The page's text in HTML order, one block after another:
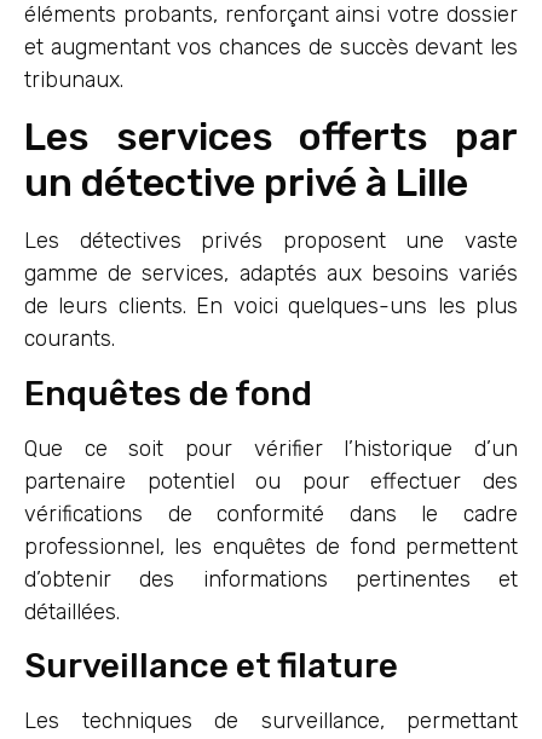
éléments probants, renforçant ainsi votre dossier
et augmentant vos chances de succès devant les
tribunaux.
Les services offerts par
un détective privé à Lille
Les détectives privés proposent une vaste
gamme de services, adaptés aux besoins variés
de leurs clients. En voici quelques-uns les plus
courants.
Enquêtes de fond
Que ce soit pour vérifier l’historique d’un
partenaire potentiel ou pour effectuer des
vérifications de conformité dans le cadre
professionnel, les enquêtes de fond permettent
d’obtenir des informations pertinentes et
détaillées.
Surveillance et filature
Les techniques de surveillance, permettant